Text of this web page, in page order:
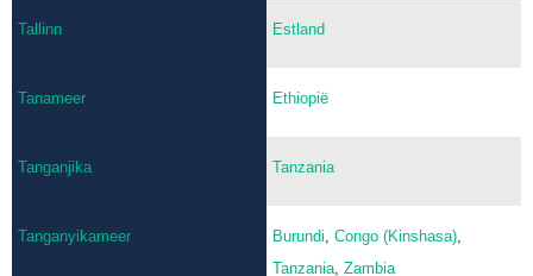
Tallinn Estland
Tanameer Ethiopië
Tanganjika Tanzania
Tanganyikameer Burundi, Congo (Kinshasa),
Tanzania, Zambia